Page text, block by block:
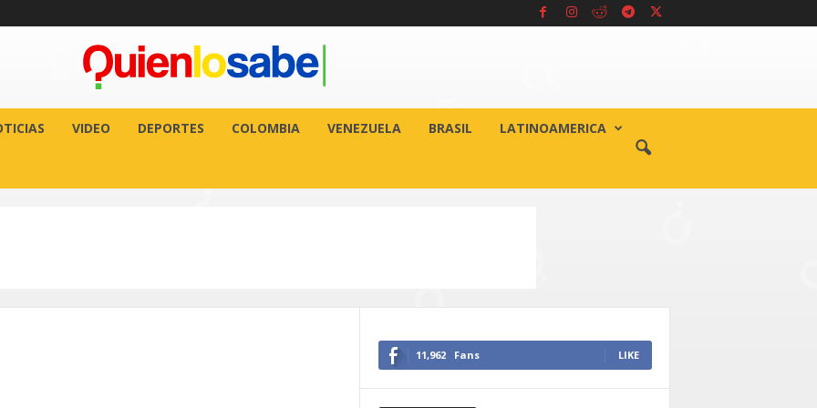
VIDEO DEPORTES COLOMBIA VENEZUELA BRASIL LATINOAMERICA
11,962 Fans LIKE